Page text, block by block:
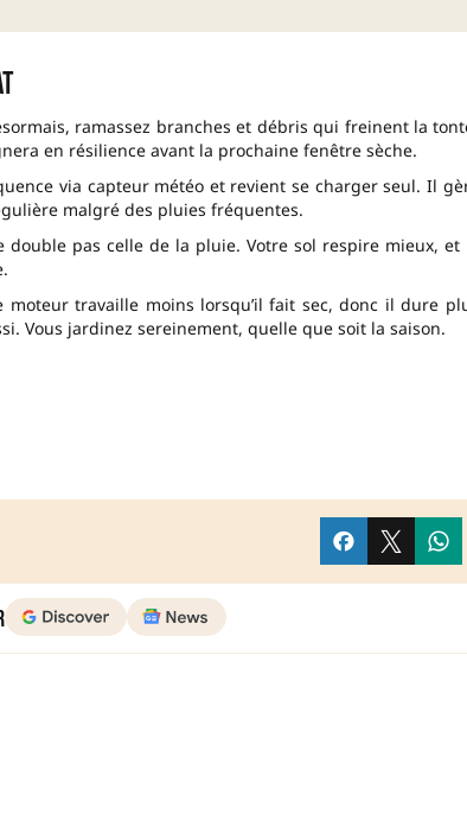
ramassez branches et débris qui freinent la
en résilience avant la prochaine fenêtre sèche.
via capteur météo et revient se charger seul. Il
malgré des pluies fréquentes.
double pas celle de la pluie. Votre sol respire mieux, et
travaille moins lorsqu’il fait sec, donc il dure
Vous jardinez sereinement, quelle que soit la saison.